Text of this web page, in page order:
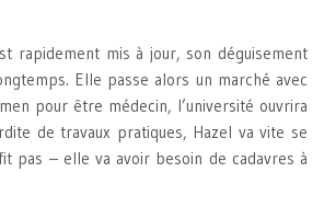
rapidement mis à jour, son déguisement
Elle passe alors un marché avec
pour être médecin, l’université ouvrira
de travaux pratiques, Hazel va vite se
pas – elle va avoir besoin de cadavres à